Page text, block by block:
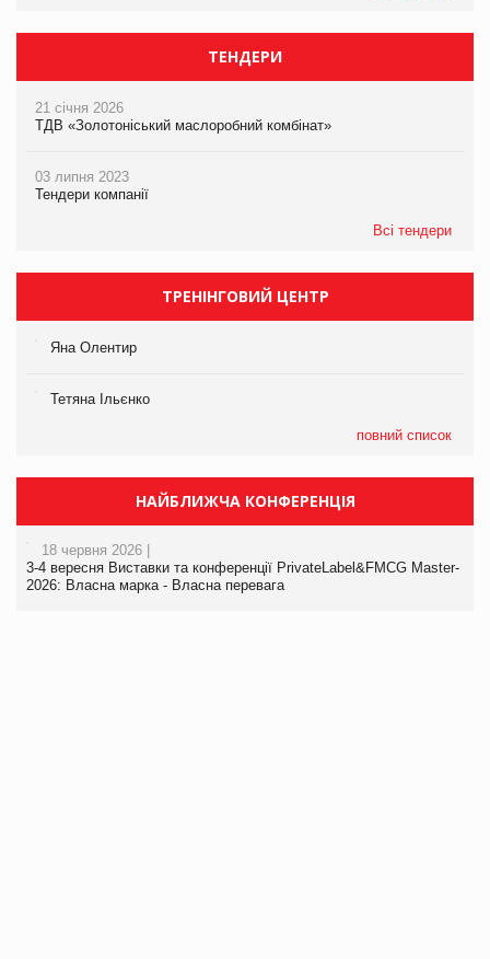
ТЕНДЕРИ
21 січня 2026
ТДВ «Золотоніський маслоробний комбінат»
03 липня 2023
Тендери компанії
Всі тендери
ТРЕНІНГОВИЙ ЦЕНТР
Яна Олентир
Тетяна Ільєнко
повний список
НАЙБЛИЖЧА КОНФЕРЕНЦІЯ
18 червня 2026 |
3-4 вересня Виставки та конференції PrivateLabel&FMCG Master-
2026: Власна марка - Власна перевага